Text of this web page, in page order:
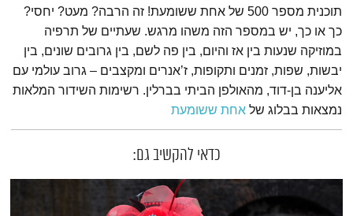
תמצית הפודקאסטתוכנית מספר 500 של אחת ששומעת! זה הרבה? מעט? יחסי?
כך או כך, יש במספר הזה משהו מרגש. שעתיים של תרפיה
במוזיקה שנעות בין אז והיום, בין פה לשם, בין גרובים שונים, בין
יבשות, שפות, זמנים ותקופות, ז’אנרים ומקצבים – גרוב עולמי עם
אליענה בן-דוד, מהאולפן הביתי בברלין. רשימות השידור המלאות
נמצאות בבלוג של אחת ששומעת
כדאי להקשיב גם: